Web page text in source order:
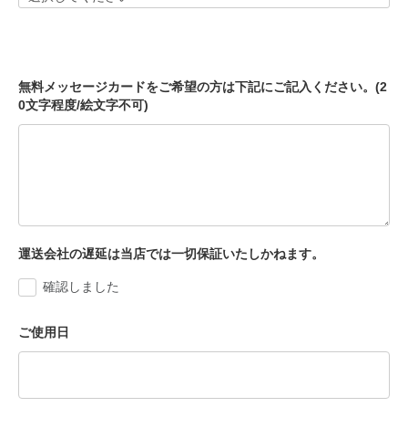
無料メッセージカードをご希望の方は下記にご記入ください。(2
0文字程度/絵文字不可)
運送会社の遅延は当店では一切保証いたしかねます。
確認しました
ご使用日